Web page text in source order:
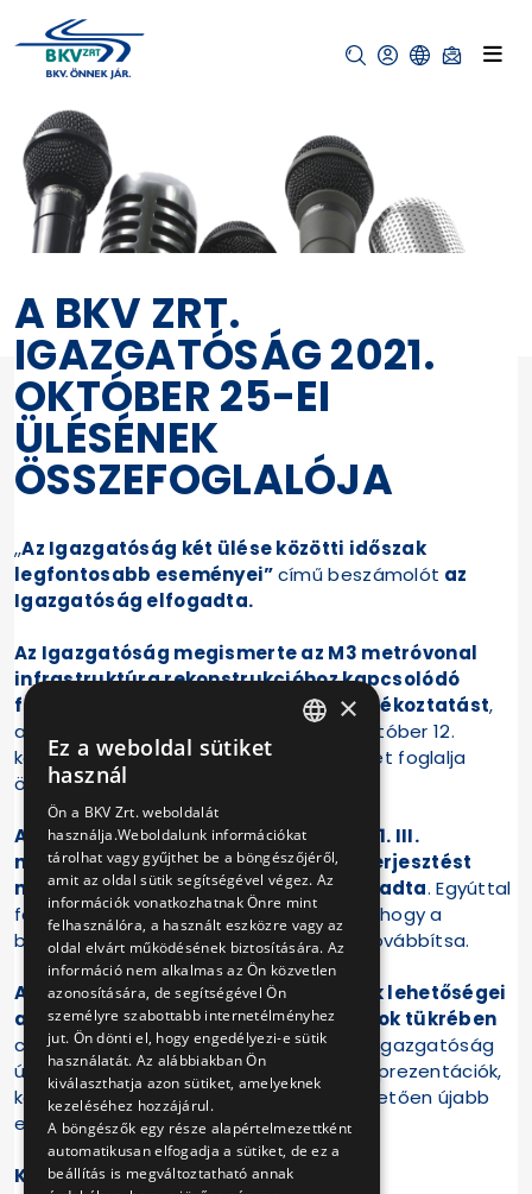
A BKV ZRT.
IGAZGATÓSÁG 2021.
OKTÓBER 25-EI
ÜLÉSÉNEK
ÖSSZEFOGLALÓJA
„Az Igazgatóság két ülése közötti időszak
legfontosabb eseményei”című beszámolót az
Igazgatóság elfogadta.
Az Igazgatóság megismerte az M3 metróvonal
infrastruktúra rekonstrukcióhoz kapcsolódó
feladatok előrehaladásáról szóló tájékoztatást,
amely a 2021. szeptember 8. és 2021. október 12.
közötti időszakban történt eseményeket foglalja
össze.
Az Igazgatóság „Az Igazgatóság 2021. III.
negyedévi tevékenysége” című előterjesztést
megtárgyalta és egyhangúlag elfogadta. Egyúttal
felhatalmazta az Igazgatóság elnökét, hogy a
beszámolót a Felügyelőbizottság elé továbbítsa.
Az autóbuszflotta korszerűsítésének lehetőségei
a hatályos környezetvédelmi előírások tükrében
című előterjesztéssel kapcsolatban az Igazgatóság
úgy döntött, hogy további számítások, prezentációk,
konzultációk szükségesek, majd ezt követően újabb
előterjesztést kell készíteni.
Közbeszerzési döntések:
×
Ez a weboldal sütiket
használ
Ön a BKV Zrt. weboldalát
használja.Weboldalunk információkat
tárolhat vagy gyűjthet be a böngészőjéről,
amit az oldal sütik segítségével végez. Az
információk vonatkozhatnak Önre mint
felhasználóra, a használt eszközre vagy az
oldal elvárt működésének biztosítására. Az
információ nem alkalmas az Ön közvetlen
azonosítására, de segítségével Ön
személyre szabottabb internetélményhez
jut. Ön dönti el, hogy engedélyezi-e sütik
használatát. Az alábbiakban Ön
kiválaszthatja azon sütiket, amelyeknek
kezeléséhez hozzájárul.
A böngészők egy része alapértelmezettként
automatikusan elfogadja a sütiket, de ez a
beállítás is megváltoztatható annak